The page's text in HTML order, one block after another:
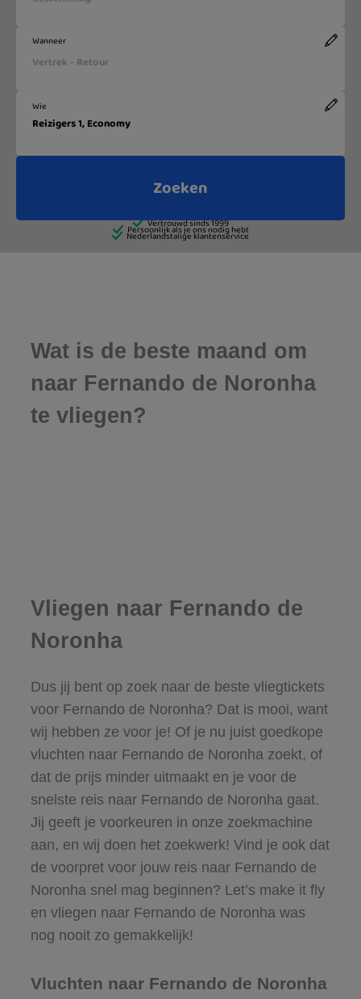
Wat is de beste maand om
naar Fernando de Noronha
te vliegen?
Vliegen naar Fernando de
Noronha
Dus jij bent op zoek naar de beste vliegtickets
voor Fernando de Noronha? Dat is mooi, want
wij hebben ze voor je! Of je nu juist goedkope
vluchten naar Fernando de Noronha zoekt, of
dat de prijs minder uitmaakt en je voor de
snelste reis naar Fernando de Noronha gaat.
Jij geeft je voorkeuren in onze zoekmachine
aan, en wij doen het zoekwerk! Vind je ook dat
de voorpret voor jouw reis naar Fernando de
Noronha snel mag beginnen? Let’s make it fly
en vliegen naar Fernando de Noronha was
nog nooit zo gemakkelijk!
Vluchten naar Fernando de Noronha